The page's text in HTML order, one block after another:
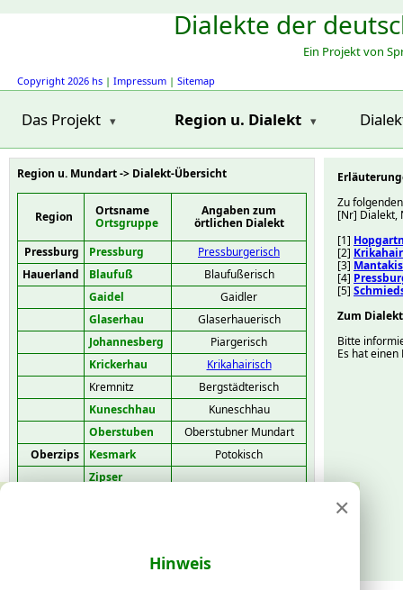
Dialekte der
Ein Projekt von
Copyright 2026 hs | Impressum | Sitemap
Das Projekt Region u. Dialekt
Region u. Mundart -> Dialekt-Übersicht
Region
Ortsname
Ortsgruppe
Angaben zum
örtlichen Dialekt
Pressburg
Pressburg
Pressburgerisch
Hauerland
Blaufuß
Blaufußerisch
Gaidel
Gaidler
Glaserhau
Glaserhauerisch
Johannesberg
Piargerisch
Krickerhau
Krikahairisch
Kremnitz
Bergstädterisch
Kuneschhau
Kuneschhau
Oberstuben
Oberstubner Mundart
Oberzips
Kesmark
Potokisch
Zipser
Gründlerisch
Zu
[Nr] Dialekt,
[1]
[2]
[3]
[4]
[5]
Zum
Bitte
Es hat
×
Hinweis